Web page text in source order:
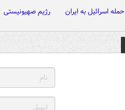
حمله اسرائیل به ایران رژیم صهیونیستی